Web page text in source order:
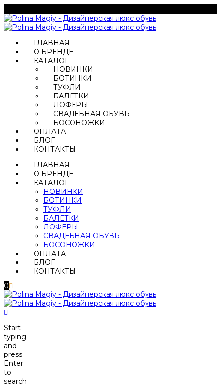
ГЛАВНАЯ
О БРЕНДЕ
КАТАЛОГ
НОВИНКИ
БОТИНКИ
ТУФЛИ
БАЛЕТКИ
ЛОФЕРЫ
СВАДЕБНАЯ ОБУВЬ
БОСОНОЖКИ
ОПЛАТА
БЛОГ
КОНТАКТЫ
ГЛАВНАЯ
О БРЕНДЕ
КАТАЛОГ
НОВИНКИ
БОТИНКИ
ТУФЛИ
БАЛЕТКИ
ЛОФЕРЫ
СВАДЕБНАЯ ОБУВЬ
БОСОНОЖКИ
ОПЛАТА
БЛОГ
КОНТАКТЫ
0
Start
typing
and
press
Enter
to
search